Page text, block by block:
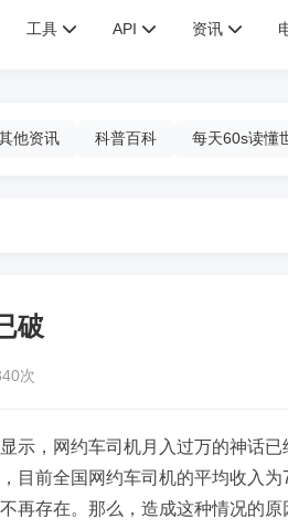
工具 API 资讯
他资讯 科普百科 每天60s读懂
破
次
示，网约车司机月入过万的神话
目前全国网约车司机的平均收入
再存在。那么，造成这种情况的